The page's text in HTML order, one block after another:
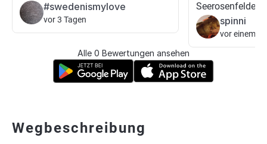
#swedenismylove
vor 3 Tagen
Seerosenfelder.
spinni
vor einem
Alle 0 Bewertungen ansehen
Wegbeschreibung